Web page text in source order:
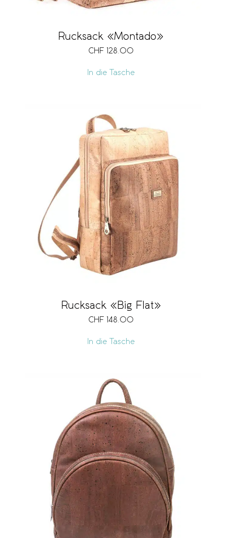
Rucksack «Montado»
CHF 128.00
In die Tasche
Rucksack «Big Flat»
CHF 148.00
In die Tasche